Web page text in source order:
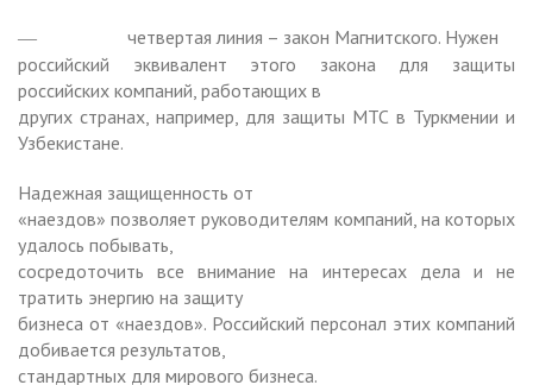
—
четвертая линия – закон Магнитского. Нужен
российский эквивалент этого закона для защиты
российских компаний, работающих в
других странах, например, для защиты МТС в Туркмении и
Узбекистане.
Надежная защищенность от
«наездов» позволяет руководителям компаний, на которых
удалось побывать,
сосредоточить все внимание на интересах дела и не
тратить энергию на защиту
бизнеса от «наездов». Российский персонал этих компаний
добивается результатов,
стандартных для мирового бизнеса.